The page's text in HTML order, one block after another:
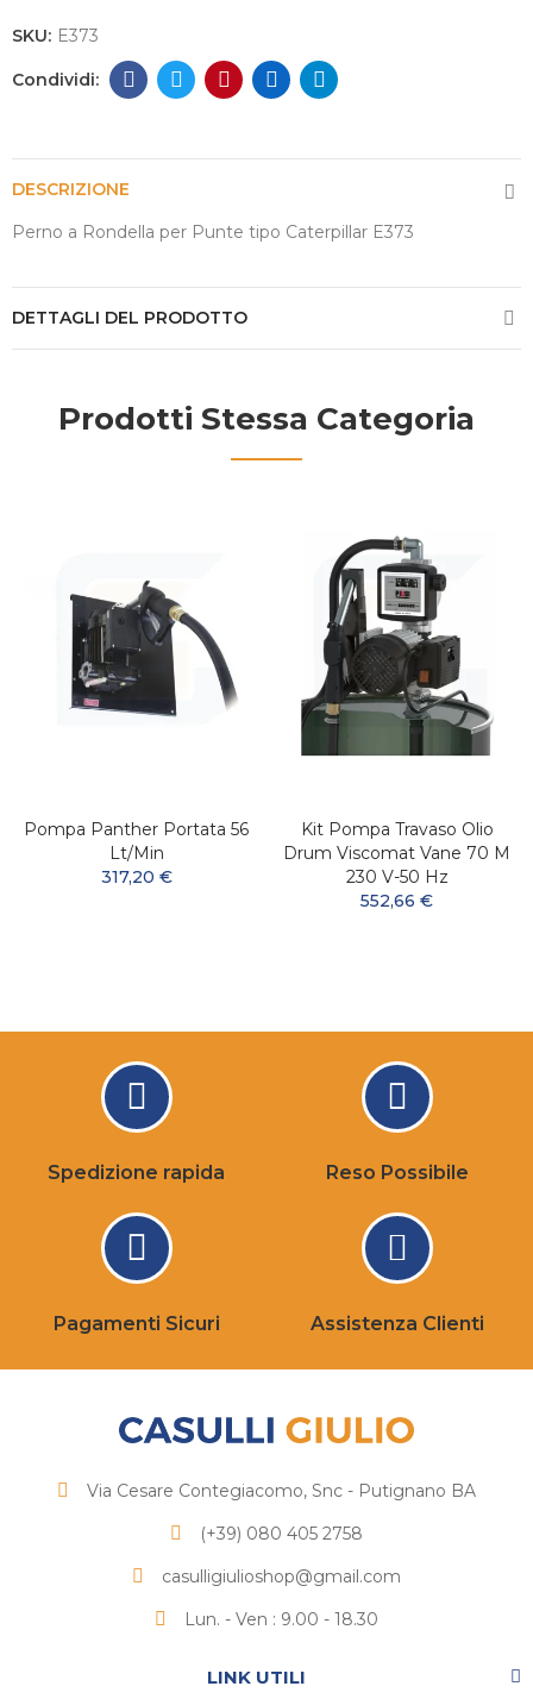
SKU: E373
DESCRIZIONE
Perno a Rondella per Punte tipo Caterpillar E373
DETTAGLI DEL PRODOTTO
Prodotti Stessa Categoria
Pompa Panther Portata 56
Lt/min
317,20 €
Kit Pompa Travaso Olio
Drum Viscomat Vane 70 M
230 V-50 Hz
552,66 €
Spedizione rapida Reso Possibile
Pagamenti Sicuri Assistenza Clienti
Via Cesare Contegiacomo, Snc - Putignano BA
(+39) 080 405 2758
casulligiulioshop@gmail.com
Lun. - Ven : 9.00 - 18.30
LINK UTILI